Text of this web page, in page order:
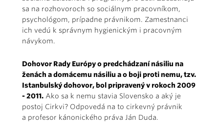
sa na rozhovoroch so sociálnym pracovníkom,
psychológom, prípadne právnikom. Zamestnanci
ich vedú k správnym hygienickým i pracovným
návykom.
Dohovor Rady Európy o predchádzaní násiliu na
ženách a domácemu násiliu a o boji proti nemu, tzv.
Istanbulský dohovor, bol pripravený v rokoch 2009
- 2011. Ako sa k nemu stavia Slovensko a aký je
postoj Cirkvi? Odpovedá na to cirkevný právnik
a profesor kánonického práva Ján Duda.